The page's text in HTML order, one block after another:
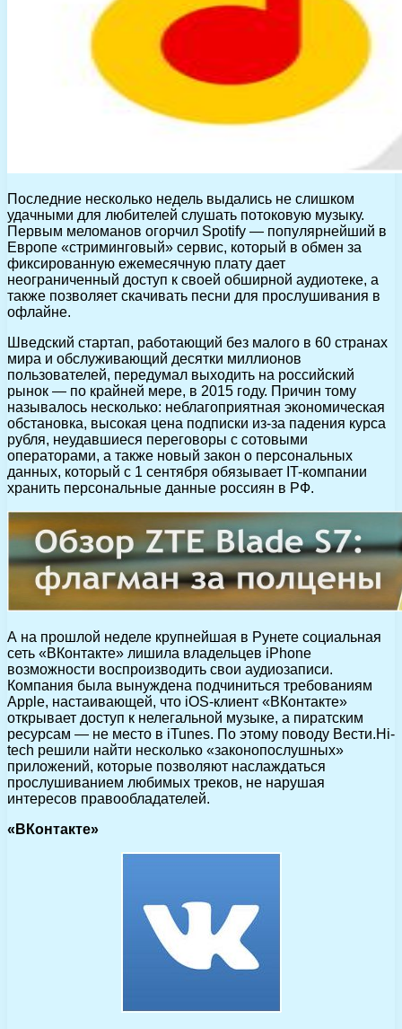
Последние несколько недель выдались не слишком
удачными для любителей слушать потоковую музыку.
Первым меломанов огорчил Spotify — популярнейший в
Европе «стриминговый» сервис, который в обмен за
фиксированную ежемесячную плату дает
неограниченный доступ к своей обширной аудиотеке, а
также позволяет скачивать песни для прослушивания в
офлайне.
Шведский стартап, работающий без малого в 60 странах
мира и обслуживающий десятки миллионов
пользователей, передумал выходить на российский
рынок — по крайней мере, в 2015 году. Причин тому
называлось несколько: неблагоприятная экономическая
обстановка, высокая цена подписки из-за падения курса
рубля, неудавшиеся переговоры с сотовыми
операторами, а также новый закон о персональных
данных, который с 1 сентября обязывает IT-компании
хранить персональные данные россиян в РФ.
А на прошлой неделе крупнейшая в Рунете социальная
сеть «ВКонтакте» лишила владельцев iPhone
возможности воспроизводить свои аудиозаписи.
Компания была вынуждена подчиниться требованиям
Apple, настаивающей, что iOS-клиент «ВКонтакте»
открывает доступ к нелегальной музыке, а пиратским
ресурсам — не место в iTunes. По этому поводу Вести.Hi-
tech решили найти несколько «законопослушных»
приложений, которые позволяют наслаждаться
прослушиванием любимых треков, не нарушая
интересов правообладателей.
«ВКонтакте»